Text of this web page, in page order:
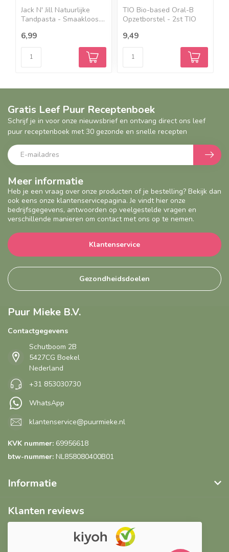
Jack N' Jill Natuurlijke
Tandpasta - Smaakloos....
6,99
TIO Bio-based Oral-B
Opzetborstel - 2st TIO
9,49
Meer informatie
Heb je een vraag over onze producten of je bestelling? Bekijk dan
ook eens onze klantenservicepagina. Je vindt hier onze
bedrijfsgegevens, antwoorden op veelgestelde vragen en
verschillende manieren om contact met ons op te nemen.
Klantenservice
Gezondheidsdoelen
Gratis Leef Puur Receptenboek
Schrijf je in voor onze nieuwsbrief en ontvang direct ons leef
puur receptenboek met 30 gezonde en snelle recepten
Puur Mieke B.V.
Contactgegevens
Schutboom 2B
5427CG Boekel
Nederland
+31 853030730
WhatsApp
klantenservice@puurmieke.nl
KVK nummer: 69956618
btw-nummer: NL858080400B01
Informatie
Klanten reviews